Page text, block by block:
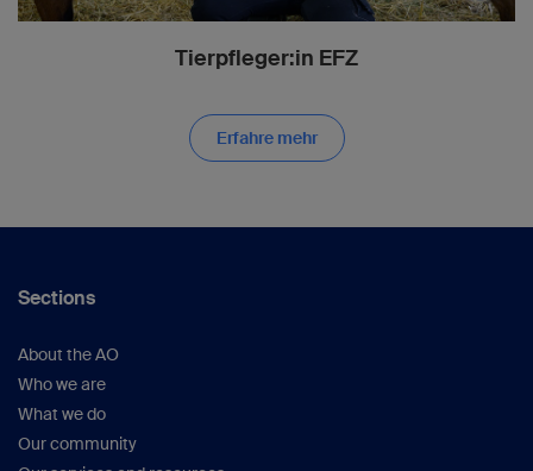
Tierpfleger:in EFZ
Erfahre mehr
Sections
About the AO
Who we are
What we do
Our community